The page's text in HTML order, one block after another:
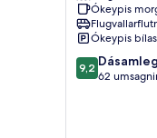
Ókeypis
Ókeypis
9.2
af
9,2
62